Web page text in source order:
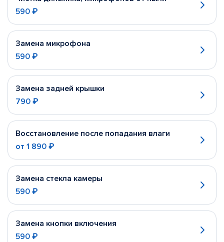
590 ₽
Замена микрофона
590 ₽
Замена задней крышки
790 ₽
Восстановление после попадания влаги
от 1 890 ₽
Замена стекла камеры
590 ₽
Замена кнопки включения
590 ₽